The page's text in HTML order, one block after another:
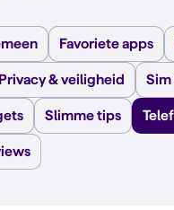
Favoriete apps
Privacy & veiligheid Sim
Slimme tips